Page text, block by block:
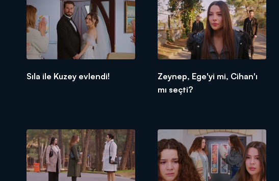
Sıla ile Kuzey evlendi!
Zeynep, Ege'yi mi, Cihan'ı
mı seçti?